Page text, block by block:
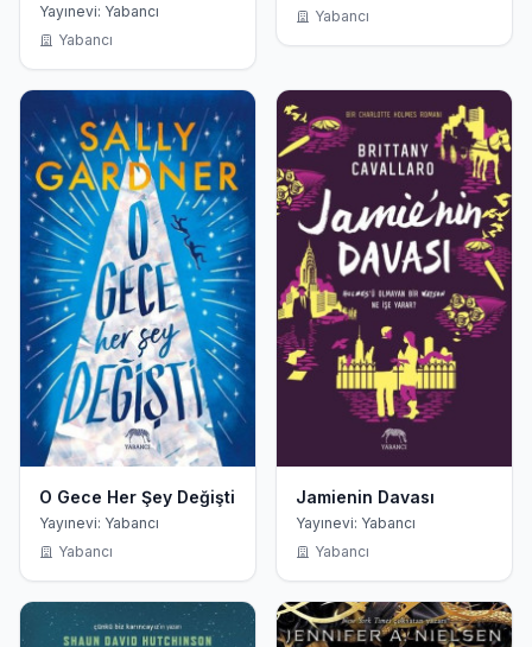
Yayınevi: Yabancı
Yabancı
Yabancı
O Gece Her Şey Değişti
Yayınevi: Yabancı
Yabancı
Jamienin Davası
Yayınevi: Yabancı
Yabancı